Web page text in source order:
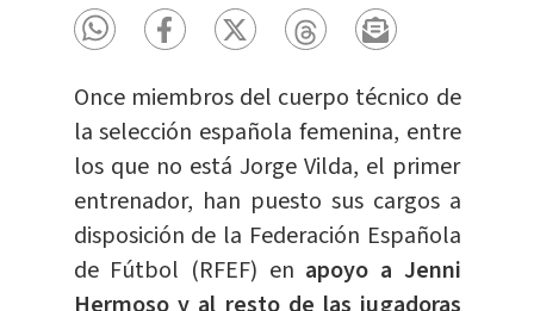
Once miembros del cuerpo técnico de
la selección española femenina, entre
los que no está Jorge Vilda, el primer
entrenador, han puesto sus cargos a
disposición de la Federación Española
de Fútbol (RFEF) en apoyo a Jenni